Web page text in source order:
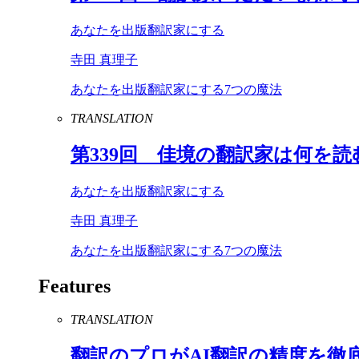
あなたを出版翻訳家にする
寺田 真理子
あなたを出版翻訳家にする7つの魔法
TRANSLATION
第339回 佳境の翻訳家は何を読
あなたを出版翻訳家にする
寺田 真理子
あなたを出版翻訳家にする7つの魔法
Features
TRANSLATION